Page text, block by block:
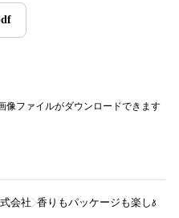
像ファイルがダウンロードできます
会社 香りもパッケージも楽しめる